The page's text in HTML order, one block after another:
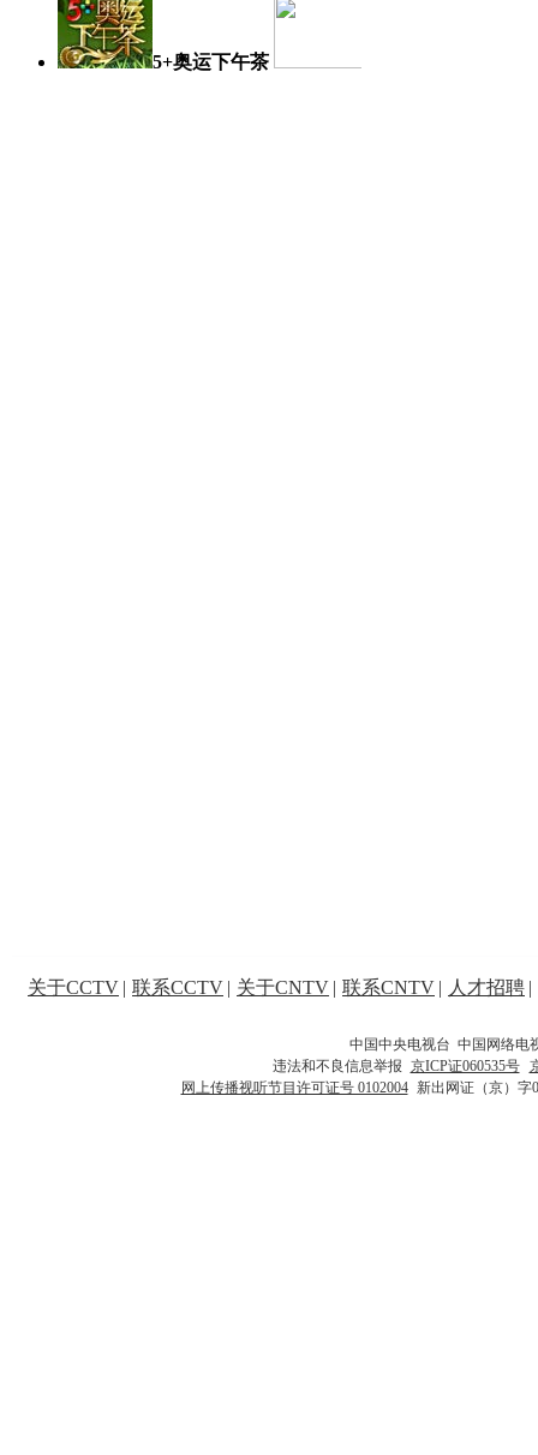
5+奥运下午茶
关于CCTV | 联系CCTV | 关于CNTV | 联系CNTV | 人才招聘 |
中国中央电视台 中国网络电
违法和不良信息举报 京ICP证060535号
网上传播视听节目许可证号 0102004 新出网证（京）